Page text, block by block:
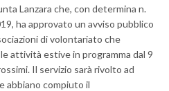
Lanzara che, con determina n.
ha approvato un avviso pubblico
di volontariato che
attività estive in programma dal 9
Il servizio sarà rivolto ad
abbiano compiuto il